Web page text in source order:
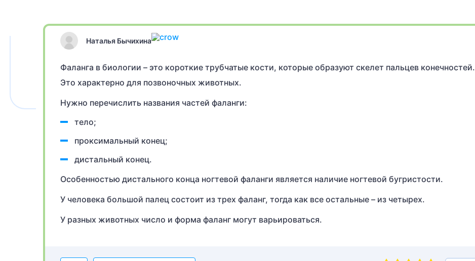
Наталья Бычихина
Фаланга в биологии – это короткие трубчатые кости, которые образуют скелет пальцев конечностей.
Это характерно для позвоночных животных.
Нужно перечислить названия частей фаланги:
тело;
проксимальный конец;
дистальный конец.
Особенностью дистального конца ногтевой фаланги является наличие ногтевой бугристости.
У человека большой палец состоит из трех фаланг, тогда как все остальные – из четырех.
У разных животных число и форма фаланг могут варьироваться.